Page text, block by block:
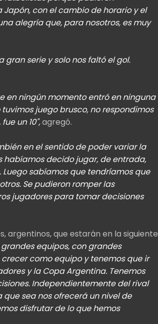
con el cambio de horario y el
alegría que, para nosotros, es muy
gran serie y solo nos faltó el gol.
en ningún momento entró en ninguna
juego brusco, no respondimos
un 10",agregó.
en el sentido de poder variar la
habíamos decido jugar, de entrada,
Luego sabíamos que tendríamos que
Se pudieron romper las
jugadores para tomar decisiones
argentinos, que estarán en la siguiente
equipos, con grandes
como equipo y tenemos que ir
y la Copa Argentina. Tenemos
Independientemente del rival
sea nos ofrecerá un nivel de
disfrutar de lo que hemos